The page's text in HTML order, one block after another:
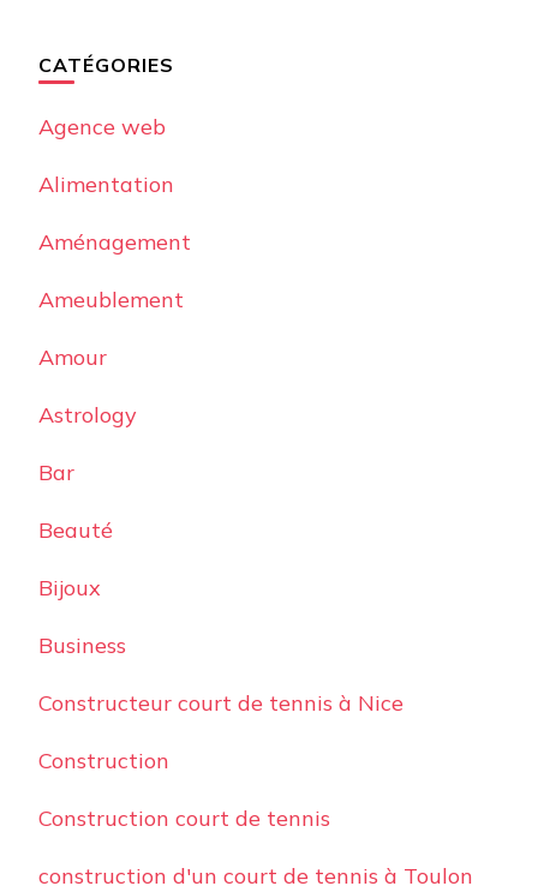
CATÉGORIES
Agence web
Alimentation
Aménagement
Ameublement
Amour
Astrology
Bar
Beauté
Bijoux
Business
Constructeur court de tennis à Nice
Construction
Construction court de tennis
construction d'un court de tennis à Toulon